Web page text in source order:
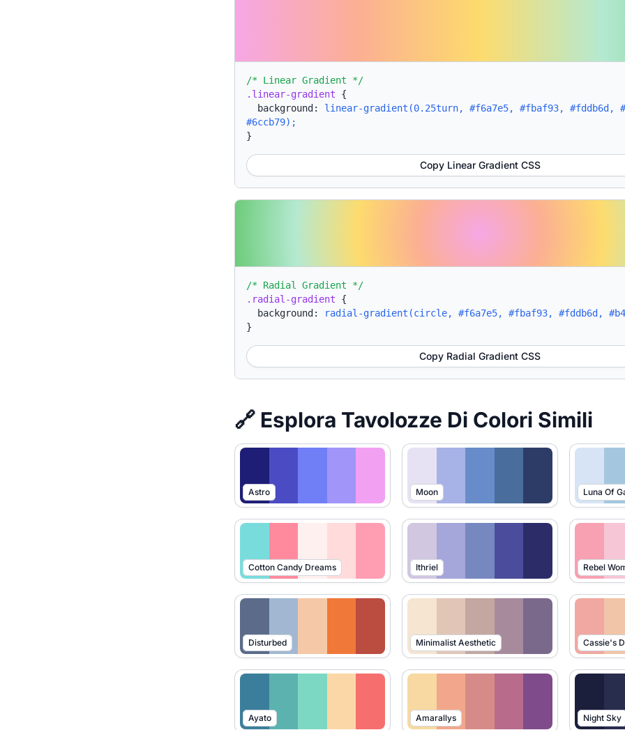
/* Linear Gradient */
.linear-gradient {
background: linear-gradient(0.25turn, #f6a7e5, #fbaf93, #fddb6d,
#6ccb79);
}
Copy Linear Gradient CSS
/* Radial Gradient */
.radial-gradient {
background:
radial-gradient(circle, #f6a7e5, #fbaf93, #fddb6d,
}
Copy Radial Gradient CSS
🔗 Esplora Tavolozze Di Colori Simili
Astro Moon Luna Of
Cotton Candy Dreams Ithriel Rebel
Disturbed Minimalist Aesthetic Cassie's
Ayato Amarallys Night Sky